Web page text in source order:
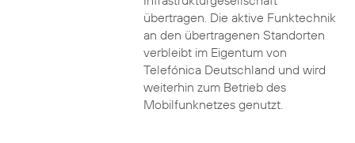
übertragen. Die aktive Funktechnik
an den übertragenen Standorten
verbleibt im Eigentum von
Telefónica Deutschland und wird
weiterhin zum Betrieb des
Mobilfunknetzes genutzt.